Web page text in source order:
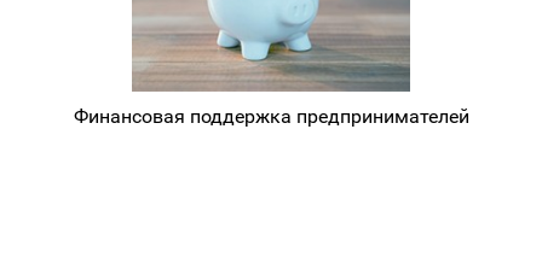
Финансовая поддержка предпринимателей